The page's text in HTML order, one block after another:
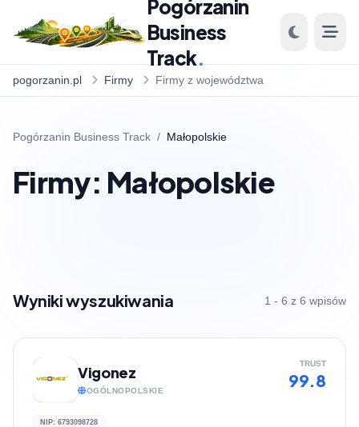
Pogórzanin
Business
Track.
pogorzanin.pl Firmy Firmy z województwa
Pogórzanin Business Track / Małopolskie
Firmy: Małopolskie
Wyniki wyszukiwania 1 - 6 z 6 wpisów
Vigonez
OGÓLNOPOLSKIE
TRUST
99.8
NIP: 6793098728